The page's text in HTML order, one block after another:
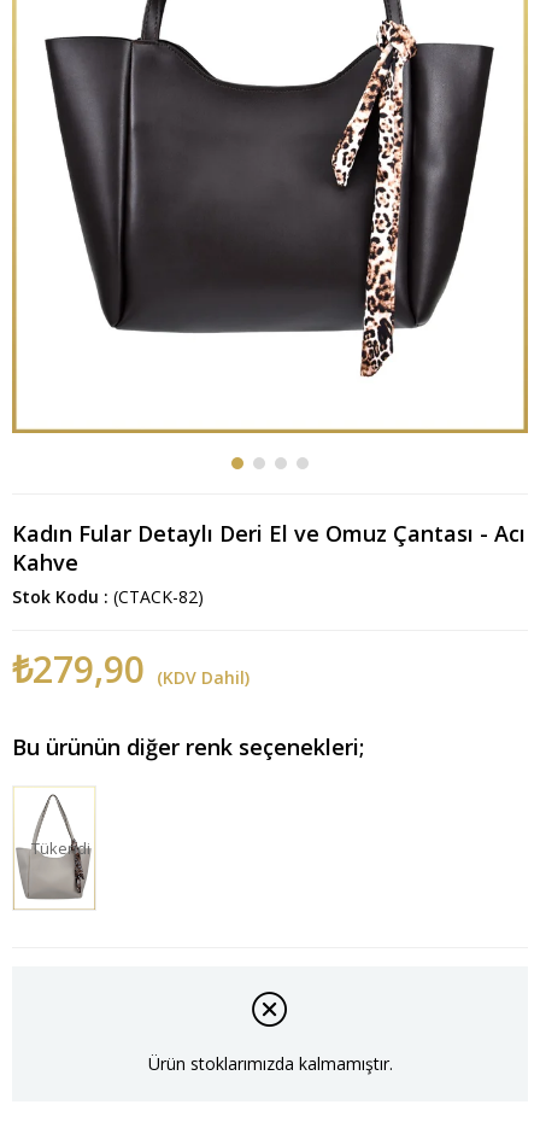
Kadın Fular Detaylı Deri El ve Omuz Çantası - Acı
Kahve
Stok Kodu (CTACK-82)
₺279,90 (KDV Dahil)
Bu ürünün diğer renk seçenekleri;
Tükendi
Ürün stoklarımızda kalmamıştır.